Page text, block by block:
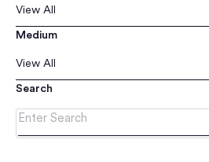
View All
Medium
View All
Search